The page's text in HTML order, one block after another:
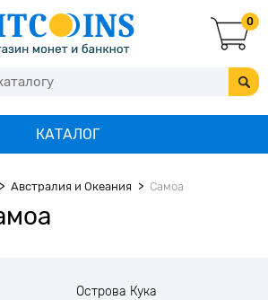
0
КАТАЛОГ
Австралия и Океания Самоа
Острова Кука